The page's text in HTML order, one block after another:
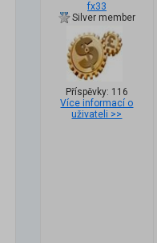
fx33
Silver member
Příspěvky: 116
Více informací o
uživateli >>